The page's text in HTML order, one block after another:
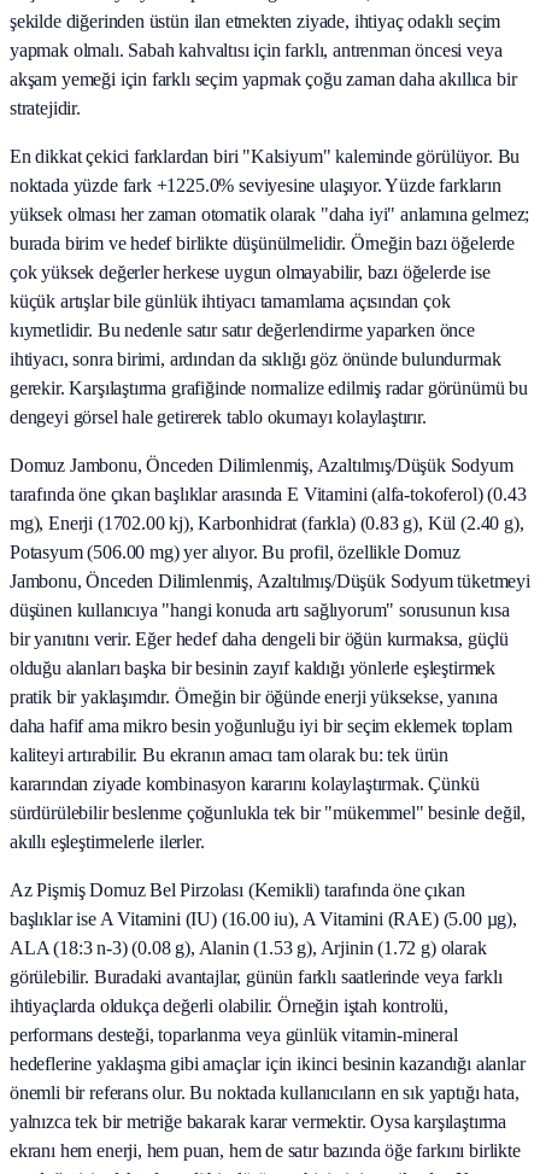
şekilde diğerinden üstün ilan etmekten ziyade, ihtiyaç odaklı seçim
yapmak olmalı. Sabah kahvaltısı için farklı, antrenman öncesi veya
akşam yemeği için farklı seçim yapmak çoğu zaman daha akıllıca bir
stratejidir.
En dikkat çekici farklardan biri "Kalsiyum" kaleminde görülüyor. Bu
noktada yüzde fark +1225.0% seviyesine ulaşıyor. Yüzde farkların
yüksek olması her zaman otomatik olarak "daha iyi" anlamına gelmez;
burada birim ve hedef birlikte düşünülmelidir. Örneğin bazı öğelerde
çok yüksek değerler herkese uygun olmayabilir, bazı öğelerde ise
küçük artışlar bile günlük ihtiyacı tamamlama açısından çok
kıymetlidir. Bu nedenle satır satır değerlendirme yaparken önce
ihtiyacı, sonra birimi, ardından da sıklığı göz önünde bulundurmak
gerekir. Karşılaştırma grafiğinde normalize edilmiş radar görünümü bu
dengeyi görsel hale getirerek tablo okumayı kolaylaştırır.
Domuz Jambonu, Önceden Dilimlenmiş, Azaltılmış/Düşük Sodyum
tarafında öne çıkan başlıklar arasında E Vitamini (alfa-tokoferol) (0.43
mg), Enerji (1702.00 kj), Karbonhidrat (farkla) (0.83 g), Kül (2.40 g),
Potasyum (506.00 mg) yer alıyor. Bu profil, özellikle Domuz
Jambonu, Önceden Dilimlenmiş, Azaltılmış/Düşük Sodyum tüketmeyi
düşünen kullanıcıya "hangi konuda artı sağlıyorum" sorusunun kısa
bir yanıtını verir. Eğer hedef daha dengeli bir öğün kurmaksa, güçlü
olduğu alanları başka bir besinin zayıf kaldığı yönlerle eşleştirmek
pratik bir yaklaşımdır. Örneğin bir öğünde enerji yüksekse, yanına
daha hafif ama mikro besin yoğunluğu iyi bir seçim eklemek toplam
kaliteyi artırabilir. Bu ekranın amacı tam olarak bu: tek ürün
kararından ziyade kombinasyon kararını kolaylaştırmak. Çünkü
sürdürülebilir beslenme çoğunlukla tek bir "mükemmel" besinle değil,
akıllı eşleştirmelerle ilerler.
Az Pişmiş Domuz Bel Pirzolası (Kemikli) tarafında öne çıkan
başlıklar ise A Vitamini (IU) (16.00 iu), A Vitamini (RAE) (5.00 µg),
ALA (18:3 n-3) (0.08 g), Alanin (1.53 g), Arjinin (1.72 g) olarak
görülebilir. Buradaki avantajlar, günün farklı saatlerinde veya farklı
ihtiyaçlarda oldukça değerli olabilir. Örneğin iştah kontrolü,
performans desteği, toparlanma veya günlük vitamin-mineral
hedeflerine yaklaşma gibi amaçlar için ikinci besinin kazandığı alanlar
önemli bir referans olur. Bu noktada kullanıcıların en sık yaptığı hata,
yalnızca tek bir metriğe bakarak karar vermektir. Oysa karşılaştırma
ekranı hem enerji, hem puan, hem de satır bazında öğe farkını birlikte